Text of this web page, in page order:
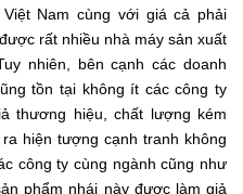
Nam cùng với giá cả phải
rất nhiều nhà máy sản xuất
nhiên, bên cạnh các doanh
tồn tại không ít các công ty
thương hiệu, chất lượng kém
hiện tượng cạnh tranh không
công ty cùng ngành cũng như
phẩm nhái này được làm giả